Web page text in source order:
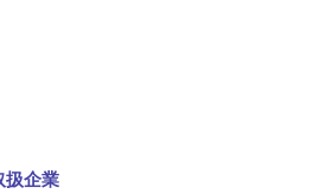
扱企業